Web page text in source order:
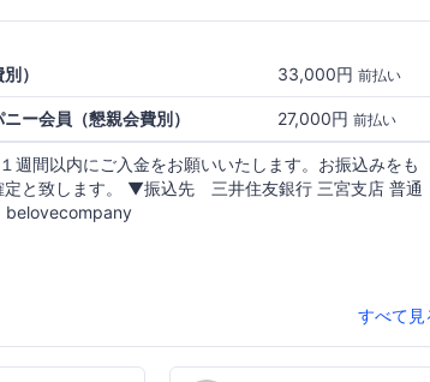
） 33,000円 前払い
ー会員（懇親会費別） 27,000円 前払い
週間以内にご入金をお願いいたします。お振込みをも
定と致します。 ▼振込先 三井住友銀行 三宮支店 普通
すべて見